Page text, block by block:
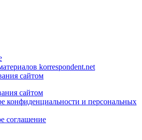
korrespondent.net
сайтом
сайтом
конфиденциальности и персональных
соглашение